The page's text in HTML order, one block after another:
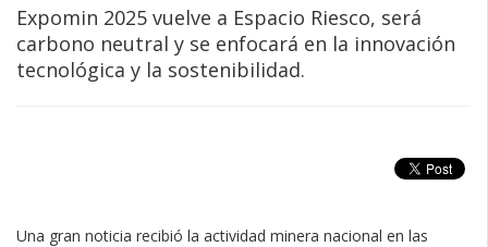
Expomin 2025 vuelve a Espacio Riesco, será
carbono neutral y se enfocará en la innovación
tecnológica y la sostenibilidad.
Una gran noticia recibió la actividad minera nacional en las